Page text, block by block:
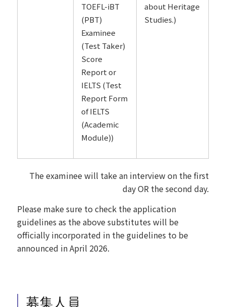
TOEFL-iBT
(PBT)
Examinee
(Test Taker)
Score
Report or
IELTS (Test
Report Form
of IELTS
(Academic
Module))
about Heritage
Studies.)
The examinee will take an interview on the first
day OR the second day.
Please make sure to check the application
guidelines as the above substitutes will be
officially incorporated in the guidelines to be
announced in April 2026.
募集人員